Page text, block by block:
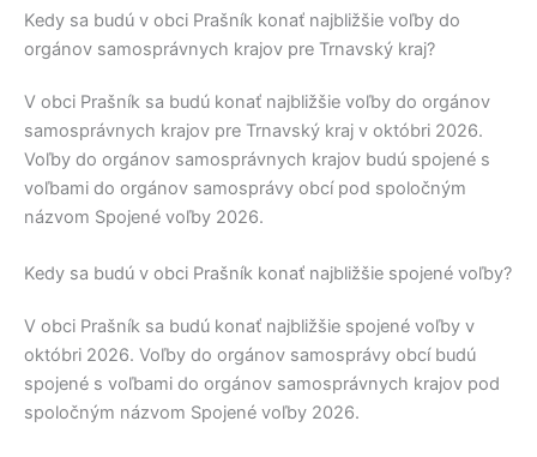
Kedy sa budú v obci Prašník konať najbližšie voľby do
orgánov samosprávnych krajov pre Trnavský kraj?
V obci Prašník sa budú konať najbližšie voľby do orgánov
samosprávnych krajov pre Trnavský kraj v októbri 2026.
Voľby do orgánov samosprávnych krajov budú spojené s
voľbami do orgánov samosprávy obcí pod spoločným
názvom Spojené voľby 2026.
Kedy sa budú v obci Prašník konať najbližšie spojené voľby?
V obci Prašník sa budú konať najbližšie spojené voľby v
októbri 2026. Voľby do orgánov samosprávy obcí budú
spojené s voľbami do orgánov samosprávnych krajov pod
spoločným názvom Spojené voľby 2026.